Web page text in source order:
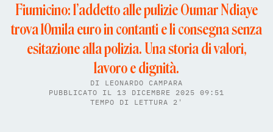
Fiumicino: l’addetto alle pulizie Oumar Ndiaye
trova 10mila euro in contanti e li consegna senza
esitazione alla polizia. Una storia di valori,
lavoro e dignità.
DI LEONARDO CAMPARA
PUBBLICATO IL 13 DICEMBRE 2025 09:51
TEMPO DI LETTURA 2'